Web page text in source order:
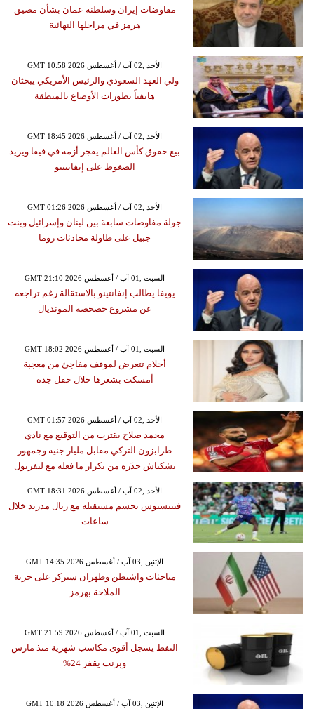
مفاوضات إيران وسلطنة عمان بشأن مضيق
هرمز في مراحلها النهائية
GMT 10:58 2026 الأحد ,02 آب / أغسطس
ولي العهد السعودي والرئيس الأمريكي يبحثان
هاتفياً تطورات الأوضاع بالمنطقة
GMT 18:45 2026 الأحد ,02 آب / أغسطس
بيع حقوق كأس العالم يفجر أزمة في فيفا ويزيد
الضغوط على إنفانتينو
GMT 01:26 2026 الأحد ,02 آب / أغسطس
جولة مفاوضات سابعة بين لبنان وإسرائيل وبنت
جبيل على طاولة محادثات روما
GMT 21:10 2026 السبت ,01 آب / أغسطس
يويفا يطالب إنفانتينو بالاستقالة رغم تراجعه
عن مشروع خصخصة المونديال
GMT 18:02 2026 السبت ,01 آب / أغسطس
أحلام تتعرض لموقف مفاجئ من معجبة
أمسكت بشعرها خلال حفل جدة
GMT 01:57 2026 الأحد ,02 آب / أغسطس
محمد صلاح يقترب من التوقيع مع نادي
طرابزون التركي مقابل مليار جنيه وجمهور
بشكتاش حذَره من تكرار ما فعله مع ليفربول
GMT 18:31 2026 الأحد ,02 آب / أغسطس
فينيسيوس يحسم مستقبله مع ريال مدريد خلال
ساعات
GMT 14:35 2026 الإثنين ,03 آب / أغسطس
مباحثات واشنطن وطهران ستركز على حرية
الملاحة بهرمز
GMT 21:59 2026 السبت ,01 آب / أغسطس
النفط يسجل أقوى مكاسب شهرية منذ مارس
وبرنت يقفز 24%
GMT 10:18 2026 الإثنين ,03 آب / أغسطس